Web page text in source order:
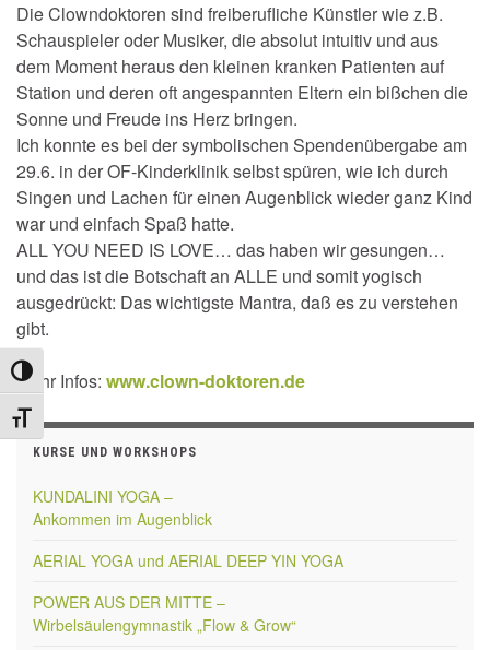
Umschalten auf hohe Kontraste
Schrift vergrößern
Die Clowndoktoren sind freiberufliche Künstler wie z.B.
Schauspieler oder Musiker, die absolut intuitiv und aus
dem Moment heraus den kleinen kranken Patienten auf
Station und deren oft angespannten Eltern ein bißchen die
Sonne und Freude ins Herz bringen.
Ich konnte es bei der symbolischen Spendenübergabe am
29.6. in der OF-Kinderklinik selbst spüren, wie ich durch
Singen und Lachen für einen Augenblick wieder ganz Kind
war und einfach Spaß hatte.
ALL YOU NEED IS LOVE… das haben wir gesungen…
und das ist die Botschaft an ALLE und somit yogisch
ausgedrückt: Das wichtigste Mantra, daß es zu verstehen
gibt.
Mehr Infos: www.clown-doktoren.de
KURSE UND WORKSHOPS
KUNDALINI YOGA –
Ankommen im Augenblick
AERIAL YOGA und AERIAL DEEP YIN YOGA
POWER AUS DER MITTE –
Wirbelsäulengymnastik „Flow & Grow“